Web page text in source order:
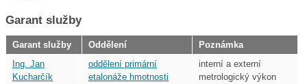
Garant služby
Garant služby Oddělení
Poznámka
Ing. Jan
Kucharčík
oddělení primární
etalonáže hmotnosti
interní a externí
metrologický výkon